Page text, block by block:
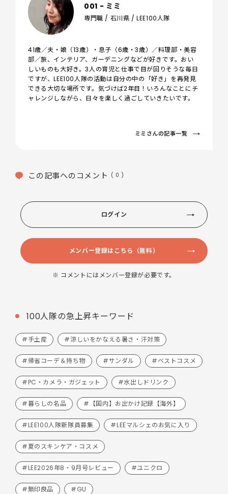
001 - ミミ
専門職 / 石川県 / LEE100人隊
41歳／夫・娘（13歳）・息子（6歳・3歳）／料理部・美容
部／旅、インテリア、ガーデニングなどが好きです。おい
しいものも大好き。3人の育児と仕事で目が回りそうな毎日
ですが、LEE100人隊の活動は自分の中の「好き」を再発見
できる大切な場所です。気づけば2年目！いろんなことにチ
ャレンジしながら、日々を楽しく過ごしていきたいです。
ミミさんの記事一覧
この記事へのコメント ( 0 )
ログイン
メンバー登録はこちら（無料）
※ コメントにはメンバー登録が必要です。
100人隊の急上昇キーワード
#手土産 #涼しいをかなえる暑さ・汗対策
#帰省コーデ＆持ち物 #サンダル #ベストコスメ
#PC・カメラ・ガジェット #水出しドリンク
#暮らしの名品 #【国内】お出かけ記録【海外】
#LEE100人隊新隊員募集 #LEEマルシェのお気に入り
#夏のスキンケア・コスメ
#LEE2026年8・9月号レビュー #ユニクロ
#無印良品 #GU